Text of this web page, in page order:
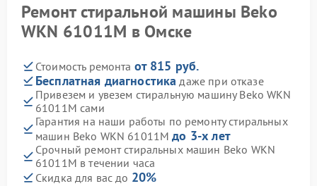
Ремонт стиральной машины Beko
WKN 61011M в Омске
Стоимость ремонта от 815 руб.
Бесплатная диагностика даже при отказе
Привезем и увезем стиральную машину Beko WKN
61011M сами
Гарантия на наши работы по ремонту стиральных
машин Beko WKN 61011Mдо 3-х лет
Срочный ремонт стиральных машин Beko WKN
61011M в течении часа
Скидка для вас до 20%